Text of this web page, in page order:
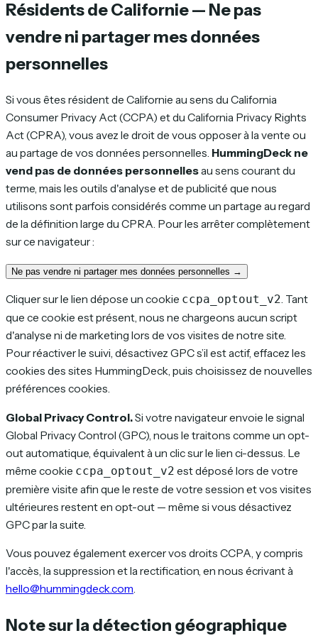
Résidents de Californie — Ne pas
vendre ni partager mes données
personnelles
Si vous êtes résident de Californie au sens du California
Consumer Privacy Act (CCPA) et du California Privacy Rights
Act (CPRA), vous avez le droit de vous opposer à la vente ou
au partage de vos données personnelles. HummingDeck ne
vend pas de données personnellesau sens courant du
terme, mais les outils d'analyse et de publicité que nous
utilisons sont parfois considérés comme un partage au regard
de la définition large du CPRA. Pour les arrêter complètement
sur ce navigateur :
Ne pas vendre ni partager mes données personnelles →
Cliquer sur le lien dépose un cookie ccpa_optout_v2. Tant
que ce cookie est présent, nous ne chargeons aucun script
d'analyse ni de marketing lors de vos visites de notre site.
Pour réactiver le suivi, désactivez GPC s’il est actif, effacez les
cookies des sites HummingDeck, puis choisissez de nouvelles
préférences cookies.
Global Privacy Control.Si votre navigateur envoie le signal
Global Privacy Control (GPC), nous le traitons comme un opt-
out automatique, équivalent à un clic sur le lien ci-dessus. Le
même cookie ccpa_optout_v2 est déposé lors de votre
première visite afin que le reste de votre session et vos visites
ultérieures restent en opt-out — même si vous désactivez
GPC par la suite.
Vous pouvez également exercer vos droits CCPA, y compris
l'accès, la suppression et la rectification, en nous écrivant à
hello@hummingdeck.com.
Note sur la détection géographique